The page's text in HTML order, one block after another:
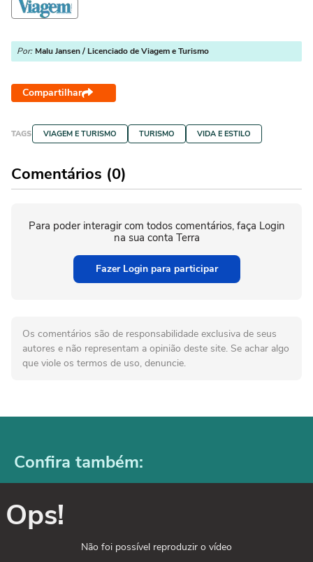
Por: Malu Jansen / Licenciado de Viagem e Turismo
Compartilhar
TAGS VIAGEM E TURISMO TURISMO VIDA E ESTILO
Comentários (0)
Para poder interagir com todos comentários, faça Login
na sua conta Terra
Fazer Login para participar
Os comentários são de responsabilidade exclusiva de seus
autores e não representam a opinião deste site. Se achar algo
que viole os termos de uso, denuncie.
Confira também:
Ops!
Não foi possível reproduzir o vídeo